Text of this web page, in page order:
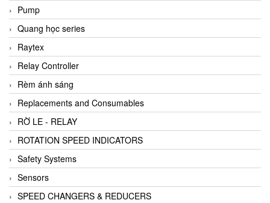
Pump
Quang học series
Raytex
Relay Controller
Rèm ánh sáng
Replacements and Consumables
RỜ LE - RELAY
ROTATION SPEED INDICATORS
Safety Systems
Sensors
SPEED CHANGERS & REDUCERS